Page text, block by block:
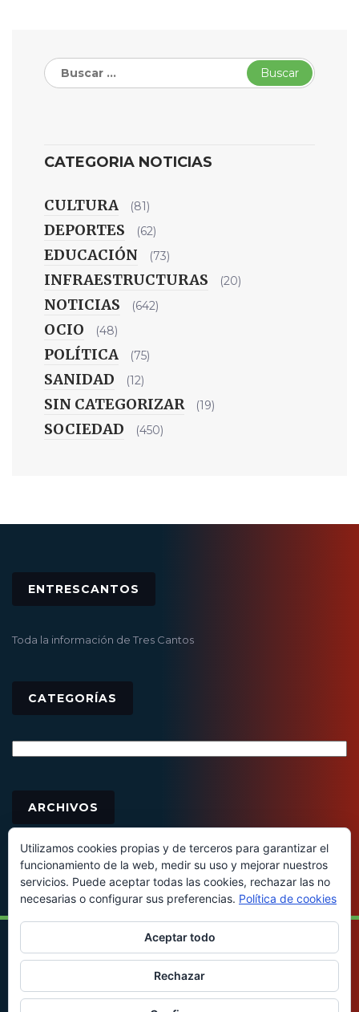
Buscar:
CATEGORIA NOTICIAS
CULTURA (81)
DEPORTES (62)
EDUCACIÓN (73)
INFRAESTRUCTURAS (20)
NOTICIAS (642)
OCIO (48)
POLÍTICA (75)
SANIDAD (12)
SIN CATEGORIZAR (19)
SOCIEDAD (450)
ENTRESCANTOS
Toda la información de Tres Cantos
CATEGORÍAS
ARCHIVOS
© 2016 - Todos los derechos reservados
Utilizamos cookies propias y de terceros para garantizar el
funcionamiento de la web, medir su uso y mejorar nuestros
servicios. Puede aceptar todas las cookies, rechazar las no
necesarias o configurar sus preferencias. Política de cookies
Aceptar todo
Rechazar